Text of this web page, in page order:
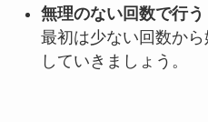
無理のない回数で行う
最初は少ない回数か
していきましょう。